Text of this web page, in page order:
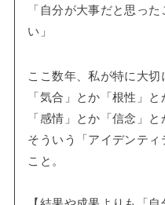
「自分が大事だと思っ
い」
ここ数年、私が特に大切
「気合」とか「根性」と
「感情」とか「信念」と
そういう「アイデンティ
こと。